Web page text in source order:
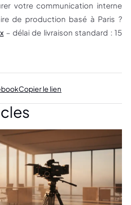
votre communication interne
de production basé à Paris ?
– délai de livraison standard : 15
Copier le lien